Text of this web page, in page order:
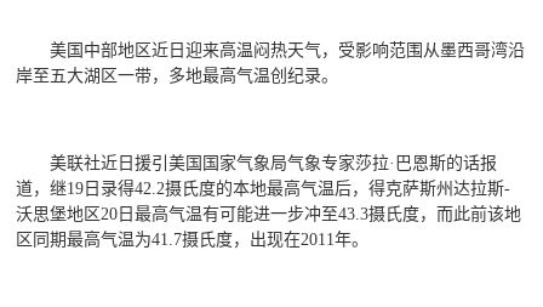
美国中部地区近日迎来高温闷热天气，受影响范围从墨西哥湾沿
岸至五大湖区一带，多地最高气温创纪录。
美联社近日援引美国国家气象局气象专家莎拉·巴恩斯的话报
道，继19日录得42.2摄氏度的本地最高气温后，得克萨斯州达拉斯-
沃思堡地区20日最高气温有可能进一步冲至43.3摄氏度，而此前该地
区同期最高气温为41.7摄氏度，出现在2011年。